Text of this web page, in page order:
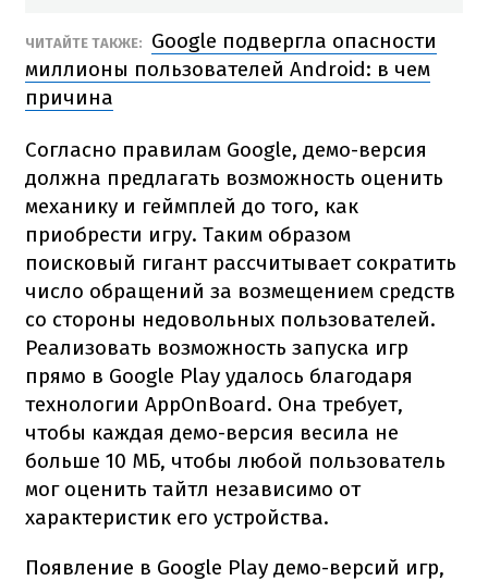
ЧИТАЙТЕ ТАКЖЕ:
Google подвергла опасности
миллионы пользователей Android: в чем
причина
Согласно правилам Google, демо-версия
должна предлагать возможность оценить
механику и геймплей до того, как
приобрести игру. Таким образом
поисковый гигант рассчитывает сократить
число обращений за возмещением средств
со стороны недовольных пользователей.
Реализовать возможность запуска игр
прямо в Google Play удалось благодаря
технологии AppOnBoard. Она требует,
чтобы каждая демо-версия весила не
больше 10 МБ, чтобы любой пользователь
мог оценить тайтл независимо от
характеристик его устройства.
Появление в Google Play демо-версий игр,